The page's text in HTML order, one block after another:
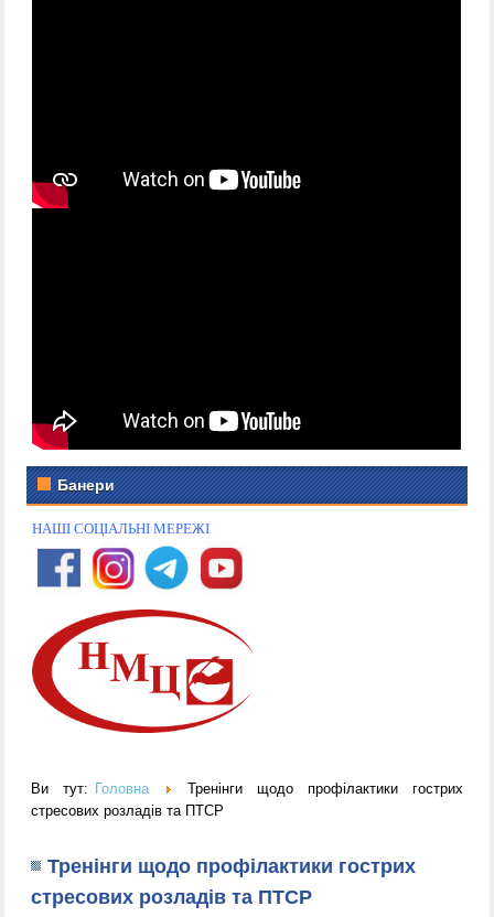
Банери
НАШІ СОЦІАЛЬНІ МЕРЕЖІ
Ви тут: Головна
Тренінги щодо профілактики гострих
стресових розладів та ПТСР
Тренінги щодо профілактики гострих
стресових розладів та ПТСР